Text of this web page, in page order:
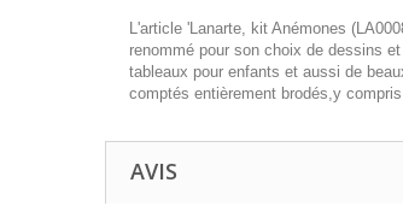
L'article 'Lanarte, kit Anémones
renommé pour son choix de dessins
tableaux pour enfants et aussi de
comptés entièrement brodés,y
AVIS